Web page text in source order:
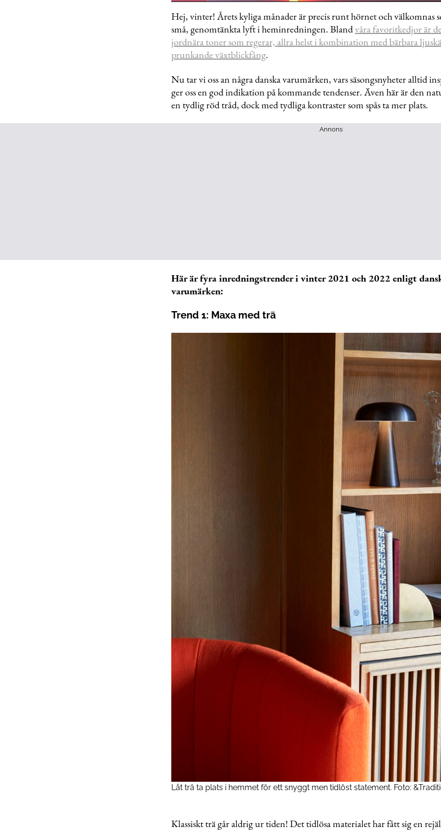
0
seconds
of
1
minute,
31
secondsVolume
0%
Hej, vinter! Årets kyliga månader är precis runt hörnet och välkomnas
små, genomtänkta lyft i heminredningen. Blandvåra favoritkedjor är
jordnära toner som regerar, allra helst i kombination med bärbara
prunkande växtblickfång.
Nu tar vi oss an några danska varumärken, vars säsongsnyheter alltid
ger oss en god indikation på kommande tendenser. Även här är den
en tydlig röd tråd, dock med tydliga kontraster som spås ta mer plats.
Annons
Här är fyra inredningstrender i vinter 2021 och 2022 enligt
varumärken:
Trend 1: Maxa med trä
Låt trä ta plats i hemmet för ett snyggt men tidlöst statement. Foto:
Klassiskt trä går aldrig ur tiden! Det tidlösa materialet har fått sig en